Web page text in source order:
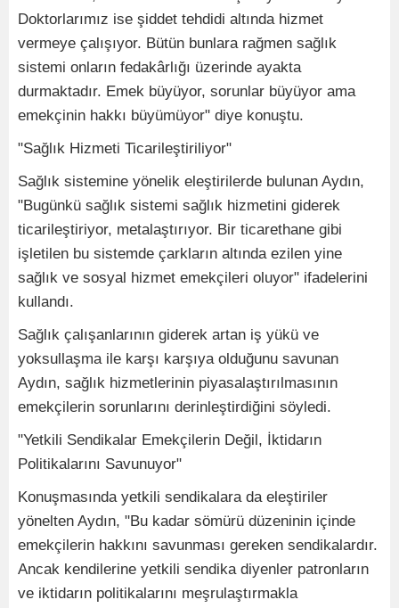
Doktorlarımız ise şiddet tehdidi altında hizmet
vermeye çalışıyor. Bütün bunlara rağmen sağlık
sistemi onların fedakârlığı üzerinde ayakta
durmaktadır. Emek büyüyor, sorunlar büyüyor ama
emekçinin hakkı büyümüyor" diye konuştu.
"Sağlık Hizmeti Ticarileştiriliyor"
Sağlık sistemine yönelik eleştirilerde bulunan Aydın,
"Bugünkü sağlık sistemi sağlık hizmetini giderek
ticarileştiriyor, metalaştırıyor. Bir ticarethane gibi
işletilen bu sistemde çarkların altında ezilen yine
sağlık ve sosyal hizmet emekçileri oluyor" ifadelerini
kullandı.
Sağlık çalışanlarının giderek artan iş yükü ve
yoksullaşma ile karşı karşıya olduğunu savunan
Aydın, sağlık hizmetlerinin piyasalaştırılmasının
emekçilerin sorunlarını derinleştirdiğini söyledi.
"Yetkili Sendikalar Emekçilerin Değil, İktidarın
Politikalarını Savunuyor"
Konuşmasında yetkili sendikalara da eleştiriler
yönelten Aydın, "Bu kadar sömürü düzeninin içinde
emekçilerin hakkını savunması gereken sendikalardır.
Ancak kendilerine yetkili sendika diyenler patronların
ve iktidarın politikalarını meşrulaştırmakla